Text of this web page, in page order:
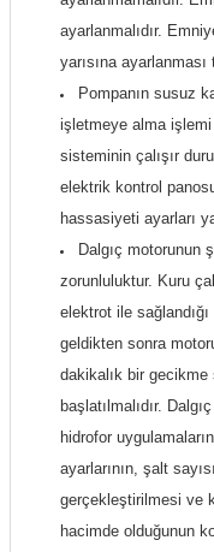
ayarlanmalıdır.
yarısına
Pompanın susuz
işletmeye alma işlemi
sisteminin çalışır
elektrik kontrol
hassasiyeti ayarları
Dalgıç motorunun
zorunluluktur. Kuru
elektrot ile
geldikten sonra
dakikalık bir gecikme
başlatılmalıdır.
hidrofor
ayarlarının, şalt
gerçekleştirilmesi ve
hacimde olduğunun